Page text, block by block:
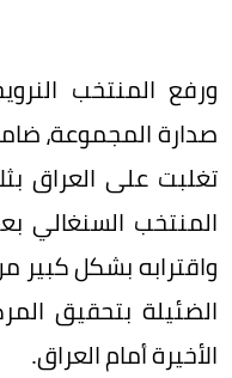
صدارة المجموعة،
تغلبت على العراق
المنتخب السنغالي
واقترابه بشكل كبير
الضئيلة بتحقيق
الأخيرة أمام العراق.